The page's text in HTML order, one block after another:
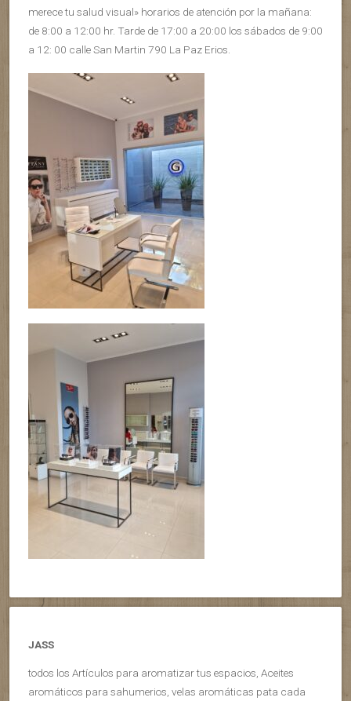
merece tu salud visual» horarios de atención por la mañana:
de 8:00 a 12:00 hr. Tarde de 17:00 a 20:00 los sábados de 9:00
a 12: 00 calle San Martin 790 La Paz Erios.
JASS
todos los Artículos para aromatizar tus espacios, Aceites
aromáticos para sahumerios, velas aromáticas pata cada